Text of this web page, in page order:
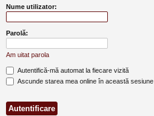
Nume utilizator:
Parolă:
Am uitat parola
Autentifică-mă automat la fiecare vizită
Ascunde starea mea online în această sesiune